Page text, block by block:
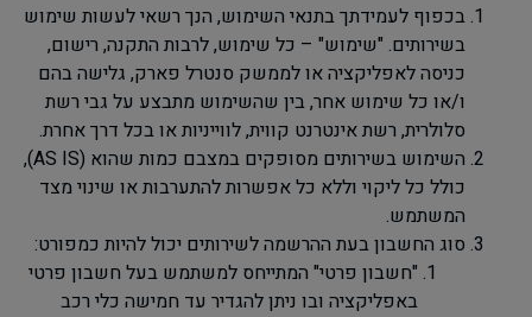
בכפוף לעמידתך בתנאי השימוש, הנך רשאי לעשות שימוש
בשירותים. "שימוש" – כל שימוש, לרבות התקנה, רישום,
כניסה לאפליקציה או לממשק סנטרל פארק, גלישה בהם
ו/או כל שימוש אחר, בין שהשימוש מתבצע על גבי רשת
סלולרית, רשת אינטרנט קווית, לווייניות או בכל דרך אחרת.
השימוש בשירותים מסופקים במצבם כמות שהוא (AS IS
),
כולל כל ליקוי וללא כל אפשרות להתערבות או שינוי מצד
המשתמש.
סוג החשבון בעת ההרשמה לשירותים יכול להיות כמפורט:
"חשבון פרטי" המתייחס למשתמש בעל חשבון פרטי
באפליקציה ובו ניתן להגדיר עד חמישה כלי רכב